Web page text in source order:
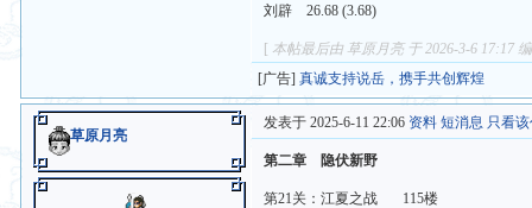
刘辟 26.68 (3.68)
[ 本帖最后由 草原月亮 于 2026-3-6 17:17
[广告]真诚支持说岳，携手共创辉煌
草原月亮
发表于 2025-6-11 22:06 资料 短消息 只看
第二章 隐伏新野
第21关：江夏之战 115楼